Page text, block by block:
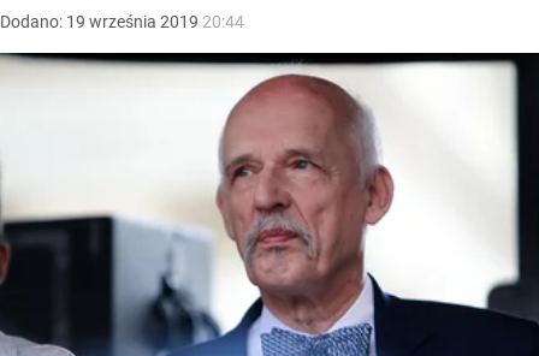
Dodano: 19 września 2019 20:44